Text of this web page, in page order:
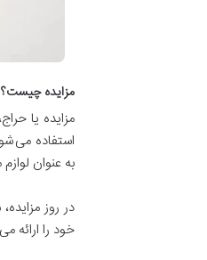
مزایده چیست؟
مزایده یا
استفاده می
به عنوان
در روز
خود را ارائه